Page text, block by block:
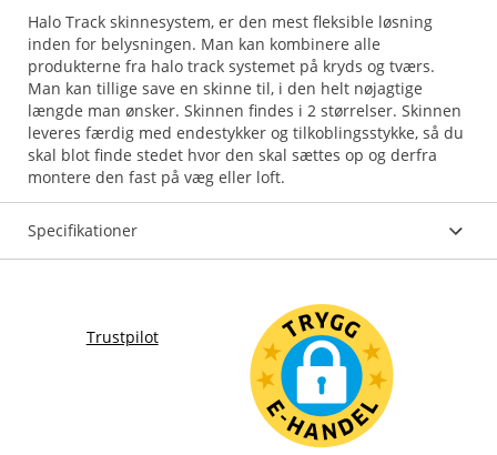
Halo Track skinnesystem, er den mest fleksible løsning
inden for belysningen. Man kan kombinere alle
produkterne fra halo track systemet på kryds og tværs.
Man kan tillige save en skinne til, i den helt nøjagtige
længde man ønsker. Skinnen findes i 2 størrelser. Skinnen
leveres færdig med endestykker og tilkoblingsstykke, så du
skal blot finde stedet hvor den skal sættes op og derfra
montere den fast på væg eller loft.
Specifikationer
Trustpilot